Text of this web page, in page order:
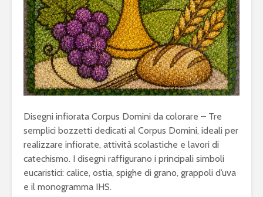
Disegni infiorata Corpus Domini da colorare – Tre
semplici bozzetti dedicati al Corpus Domini, ideali per
realizzare infiorate, attività scolastiche e lavori di
catechismo. I disegni raffigurano i principali simboli
eucaristici: calice, ostia, spighe di grano, grappoli d’uva
e il monogramma IHS.